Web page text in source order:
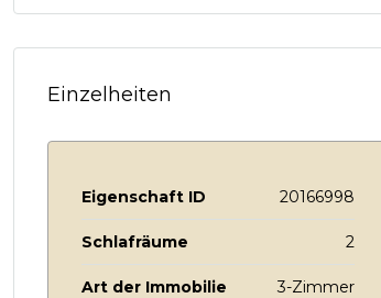
Einzelheiten
Eigenschaft ID 20166998
Schlafräume 2
Art der Immobilie 3-Zimmer